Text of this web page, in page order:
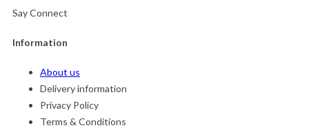
Say Connect
Information
About us
Delivery information
Privacy Policy
Terms & Conditions